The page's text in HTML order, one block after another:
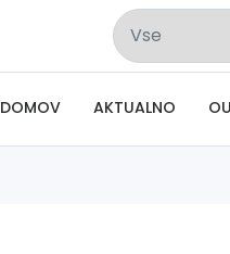
DOMOV AKTUALNO